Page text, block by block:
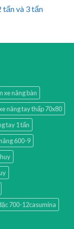
tấn và 3 tấn
xe nâng bàn
nâng tay thấp 70x80
tay 1 tấn
600-9
700-12casumina